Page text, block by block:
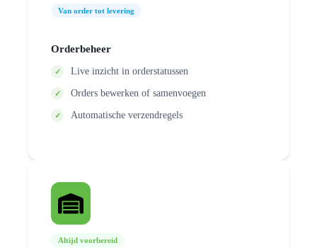
Van order tot levering
Orderbeheer
Live inzicht in orderstatussen
Orders bewerken of samenvoegen
Automatische verzendregels
Altijd voorbereid